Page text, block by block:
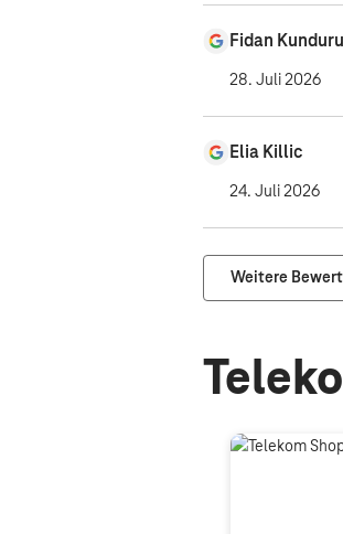
Fidan Kunduru
28. Juli 2026
Elia Killic
24. Juli 2026
Weitere